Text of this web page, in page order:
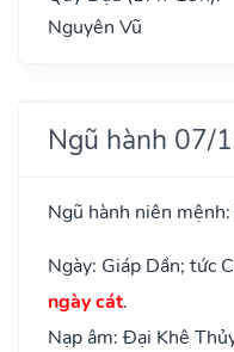
Nguyên Vũ
Ngũ hành 07/
Ngũ hành niên
Ngày: Giáp Dần; tức
ngày cát.
Nạp âm: Đại Khê